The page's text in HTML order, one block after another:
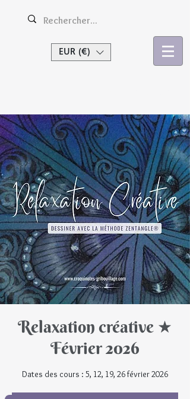
EUR (€)
Relaxation créative ★
Février 2026
Dates des cours : 5, 12, 19, 26 février 2026